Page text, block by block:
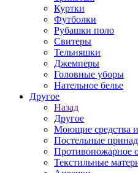
Куртки
Футболки
Рубашки поло
Свитеры
Тельняшки
Джемперы
Головные уборы
Нательное белье
Другое
Назад
Другое
Моющие средства
Постельные
Противопожарное
Текстильные